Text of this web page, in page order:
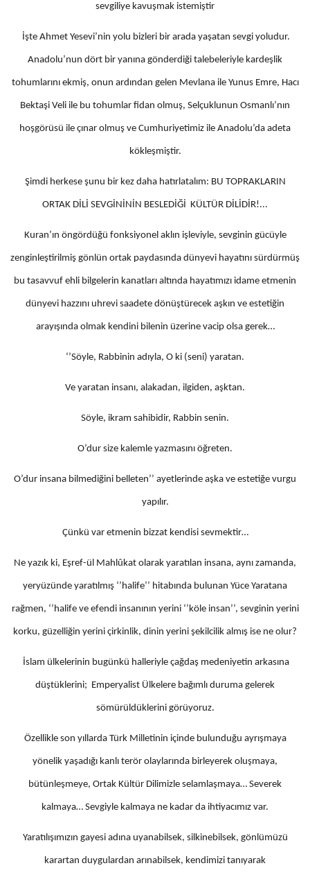
sevgiliye kavuşmak istemiştir
İşte Ahmet Yesevi’nin yolu bizleri bir arada yaşatan sevgi yoludur.
Anadolu’nun dört bir yanına gönderdiği talebeleriyle kardeşlik
tohumlarını ekmiş, onun ardından gelen Mevlana ile Yunus Emre, Hacı
Bektaşi Veli ile bu tohumlar fidan olmuş, Selçuklunun Osmanlı’nın
hoşgörüsü ile çınar olmuş ve Cumhuriyetimiz ile Anadolu’da adeta
kökleşmiştir.
Şimdi herkese şunu bir kez daha hatırlatalım: BU TOPRAKLARIN
ORTAK DİLİ SEVGİNİNİN BESLEDİĞİ KÜLTÜR DİLİDİR!...
Kuran’ın öngördüğü fonksiyonel aklın işleviyle, sevginin gücüyle
zenginleştirilmiş gönlün ortak paydasında dünyevi hayatını sürdürmüş
bu tasavvuf ehli bilgelerin kanatları altında hayatımızı idame etmenin
dünyevi hazzını uhrevi saadete dönüştürecek aşkın ve estetiğin
arayışında olmak kendini bilenin üzerine vacip olsa gerek…
‘’Söyle, Rabbinin adıyla, O ki (seni) yaratan.
Ve yaratan insanı, alakadan, ilgiden, aşktan.
Söyle, ikram sahibidir, Rabbin senin.
O’dur size kalemle yazmasını öğreten.
O’dur insana bilmediğini belleten’’ ayetlerinde aşka ve estetiğe vurgu
yapılır.
Çünkü var etmenin bizzat kendisi sevmektir…
Ne yazık ki, Eşref-ül Mahlûkat olarak yaratılan insana, aynı zamanda,
yeryüzünde yaratılmış ‘’halife’’ hitabında bulunan Yüce Yaratana
rağmen, ‘’halife ve efendi insanının yerini ‘’köle insan’’, sevginin yerini
korku, güzelliğin yerini çirkinlik, dinin yerini şekilcilik almış ise ne olur?
İslam ülkelerinin bugünkü halleriyle çağdaş medeniyetin arkasına
düştüklerini; Emperyalist Ülkelere bağımlı duruma gelerek
sömürüldüklerini görüyoruz.
Özellikle son yıllarda Türk Milletinin içinde bulunduğu ayrışmaya
yönelik yaşadığı kanlı terör olaylarında birleyerek oluşmaya,
bütünleşmeye, Ortak Kültür Dilimizle selamlaşmaya… Severek
kalmaya… Sevgiyle kalmaya ne kadar da ihtiyacımız var.
Yaratılışımızın gayesi adına uyanabilsek, silkinebilsek, gönlümüzü
karartan duygulardan arınabilsek, kendimizi tanıyarak